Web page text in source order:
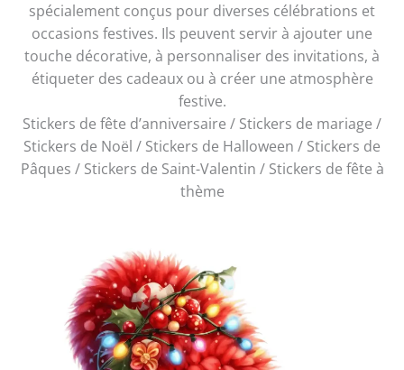
spécialement conçus pour diverses célébrations et
occasions festives. Ils peuvent servir à ajouter une
touche décorative, à personnaliser des invitations, à
étiqueter des cadeaux ou à créer une atmosphère
festive.
Stickers de fête d’anniversaire / Stickers de mariage /
Stickers de Noël / Stickers de Halloween / Stickers de
Pâques / Stickers de Saint-Valentin / Stickers de fête à
thème